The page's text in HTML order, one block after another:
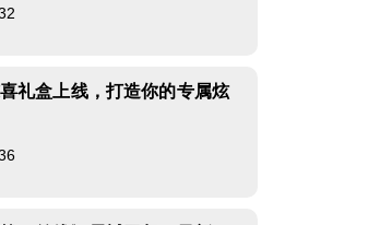
礼盒上线，打造你的专属炫